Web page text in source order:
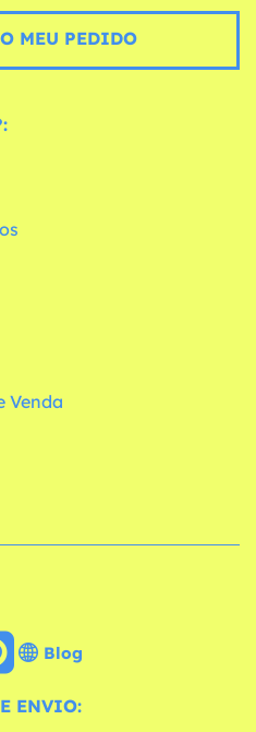
MEU PEDIDO
Venda
Blog
ENVIO: